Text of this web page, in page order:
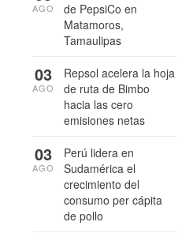
de PepsiCo en
Matamoros,
Tamaulipas
AGO
Repsol acelera la hoja
de ruta de Bimbo
hacia las cero
emisiones netas
03
AGO
Perú lidera en
Sudamérica el
crecimiento del
consumo per cápita
de pollo
03
AGO